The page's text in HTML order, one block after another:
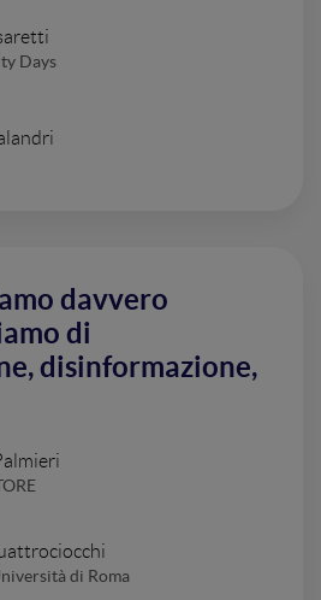
Days
davvero
di
disinformazione,
di Roma